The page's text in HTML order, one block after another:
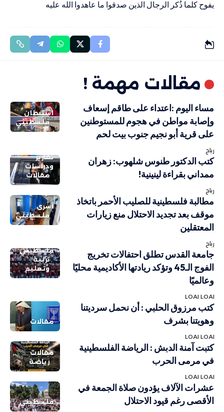
يفوح كلما ذُكر الرجال الذين صدقوا ما عاهدوا الله عليه
مقالات مهمة !
استيطان
فلسطيني
مساء اليوم :اعتداء على طاقم إسعاف
وإصابة مواطن في هجوم للمستوطنين
على قرية أبو نجيم جنوب بيت لحم
رباح
تقارير
ودراسات
مقالات
كتب الدكتور طنوس شلهوب: زهران
ممداني بقراءة لينينية!
رباح
أسرى
فلسطيني
مطالبة فلسطينية للصليب الأحمر باتخاذ
موقف بعد تجديد الاحتلال منع زيارات
المعتقلين
رباح
فلسطيني
تربية
وتعليم
جامعة القدس تطلق احتفالات تخريج
الفوج الـ45 وتؤكد ريادتها الأكاديمية محليًا
وعالميًا
LOAI LOAI
مقالات
كتب مرزوق الحلبي : أن نحمل سرديتنا
وهويتنا بشرف
LOAI LOAI
مقالات
رياضة
كتبت آمنة الدبش : الرياضة الفلسطينية
في مرمى الحرب
LOAI LOAI
فلسطيني
عشرات الآلاف يؤدون صلاة الجمعة في
الأقصى رغم قيود الاحتلال